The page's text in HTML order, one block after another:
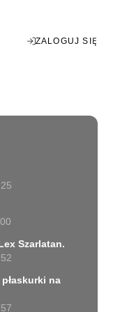
ZALOGUJ SIĘ
Szarlatan.
na